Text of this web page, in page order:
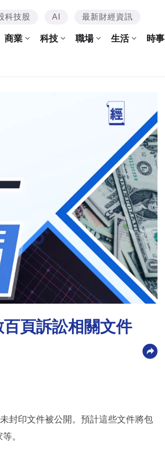
科技股 AI 最新財經資訊
商業 科技 職場 生活 時事
頁訴訟相關文件
封印文件被公開。預計這些文件將包
。